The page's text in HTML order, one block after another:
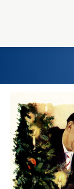
Einst und Heute
Marken
Konzerne
Epoche